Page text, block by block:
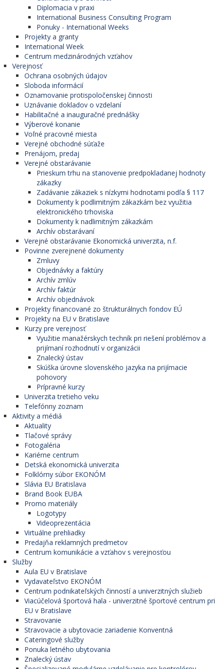
Diplomacia v praxi
International Business Consulting Program
Ponuky - International Weeks
Projekty a granty
International Week
Centrum medzinárodných vzťahov
Verejnosť
Ochrana osobných údajov
Sloboda informácií
Oznamovanie protispoločenskej činnosti
Uznávanie dokladov o vzdelaní
Habilitačné a inauguračné prednášky
Výberové konanie
Voľné pracovné miesta
Verejné obchodné súťaže
Prenájom, predaj
Verejné obstarávanie
Prieskum trhu na stanovenie predpokladanej hodnoty
zákazky
Zadávanie zákaziek s nízkymi hodnotami podľa § 117
Dokumenty k podlimitným zákazkám bez využitia
elektronického trhoviska
Dokumenty k nadlimitným zákazkám
Archív obstarávaní
Verejné obstarávanie Ekonomická univerzita, n.f.
Povinne zverejnené dokumenty
Zmluvy
Objednávky a faktúry
Archív zmlúv
Archív faktúr
Archív objednávok
Projekty financované zo štrukturálnych fondov EÚ
Projekty na EU v Bratislave
Kurzy pre verejnosť
Využitie manažérskych techník pri riešení problémov a
prijímaní rozhodnutí v organizácii
Znalecký ústav
Skúška úrovne slovenského jazyka na prijímacie
pohovory
Prípravné kurzy
Univerzita tretieho veku
Telefónny zoznam
Aktivity a médiá
Aktuality
Tlačové správy
Fotogaléria
Kariérne centrum
Detská ekonomická univerzita
Folklórny súbor EKONÓM
Slávia EU Bratislava
Brand Book EUBA
Promo materiály
Logotypy
Videoprezentácia
Virtuálne prehliadky
Predajňa reklamných predmetov
Centrum komunikácie a vzťahov s verejnosťou
Služby
Aula EU v Bratislave
Vydavateľstvo EKONÓM
Centrum podnikateľských činností a univerzitných služieb
Viacúčelová športová hala - univerzitné športové centrum pri
EU v Bratislave
Stravovanie
Stravovacie a ubytovacie zariadenie Konventná
Cateringové služby
Ponuka letného ubytovania
Znalecký ústav